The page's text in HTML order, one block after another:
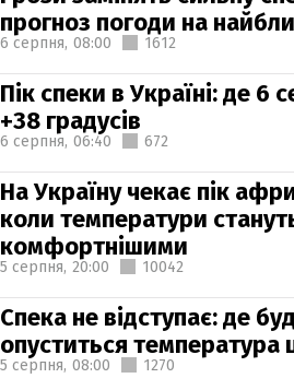
прогноз погоди на
6 серпня, 08:00 1612
Пік спеки в Україні: де 6
+38 градусів
6 серпня, 06:40 672
На Україну чекає пік
коли температури
комфортнішими
5 серпня, 20:00 10042
Спека не відступає: де
опуститься температура
5 серпня, 08:00 1270